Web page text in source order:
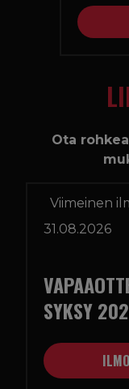
Ota
Viimeinen
31.08.2026
SYKSY